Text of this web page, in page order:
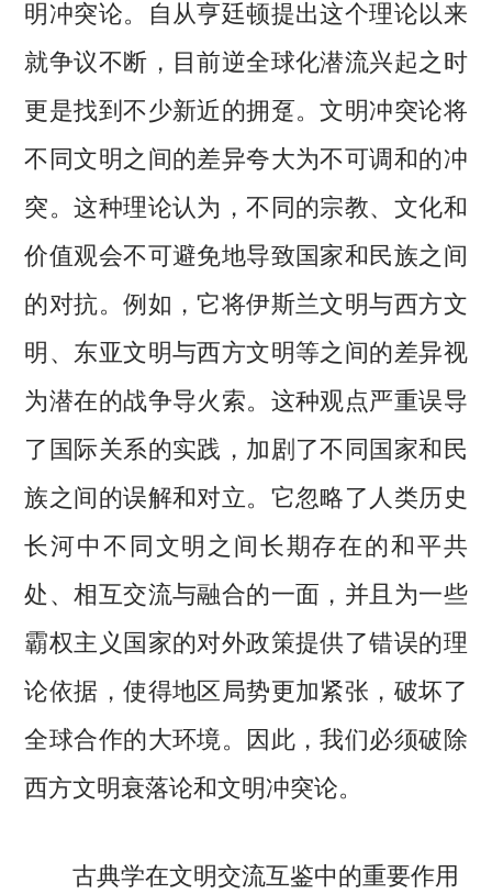
明冲突论。自从亨廷顿提出这个理论以来
就争议不断，目前逆全球化潜流兴起之时
更是找到不少新近的拥趸。文明冲突论将
不同文明之间的差异夸大为不可调和的冲
突。这种理论认为，不同的宗教、文化和
价值观会不可避免地导致国家和民族之间
的对抗。例如，它将伊斯兰文明与西方文
明、东亚文明与西方文明等之间的差异视
为潜在的战争导火索。这种观点严重误导
了国际关系的实践，加剧了不同国家和民
族之间的误解和对立。它忽略了人类历史
长河中不同文明之间长期存在的和平共
处、相互交流与融合的一面，并且为一些
霸权主义国家的对外政策提供了错误的理
论依据，使得地区局势更加紧张，破坏了
全球合作的大环境。因此，我们必须破除
西方文明衰落论和文明冲突论。
古典学在文明交流互鉴中的重要作用